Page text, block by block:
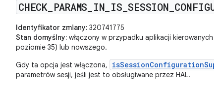
CHECK PARAMS IN IS _SESSION
Identyfikator zmiany: 320741775
Stan domyślny: włączony w przypadku aplikacji kierowanych
poziomie 35) lub nowszego.
Gdy ta opcja jest włączona,
parametrów sesji, jeśli jest to obsługiwane przez HAL.